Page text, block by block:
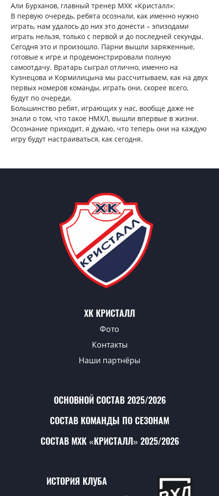
Али Бурханов, главный тренер МХК «Кристалл»:
В первую очередь, ребята осознали, как именно нужно
играть, нам удалось до них это донести – эпизодами
играть нельзя, только с первой и до последней секунды.
Сегодня это и произошло. Парни вышли заряженные,
готовые к игре и продемонстрировали полную
самоотдачу. Вратарь сыграл отлично, именно на
Кузнецова и Кормилицына мы рассчитываем, как на двух
первых номеров команды, играть они, скорее всего,
будут по очереди.
Большинство ребят, играющих у нас, вообще даже не
знали о том, что такое НМХЛ, вышли впервые в жизни.
Осознание приходит, я думаю, что теперь они на каждую
игру будут настраиваться, как сегодня.
ХК КРИСТАЛЛ
Фото
Контакты
Наши партнёры
ОСНОВНОЙ СОСТАВ 2025/2026
СОСТАВ КОМАНДЫ ПО СЕЗОНАМ
СОСТАВ МХК «КРИСТАЛЛ» 2025/2026
ИСТОРИЯ КЛУБА